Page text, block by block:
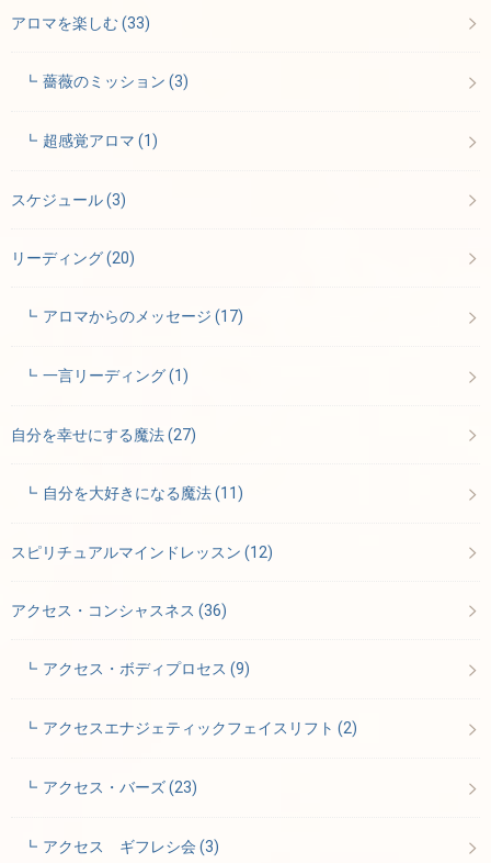
アロマを楽しむ(33)
薔薇のミッション(3)
超感覚アロマ(1)
スケジュール(3)
リーディング(20)
アロマからのメッセージ(17)
一言リーディング(1)
自分を幸せにする魔法(27)
自分を大好きになる魔法(11)
スピリチュアルマインドレッスン (12)
アクセス・コンシャスネス (36)
アクセス・ボディプロセス(9)
アクセスエナジェティックフェイスリフト(2)
アクセス・バーズ(23)
アクセス ギフレシ会(3)